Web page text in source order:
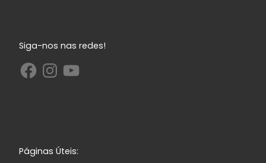
Siga-nos nas redes!
Páginas Úteis: